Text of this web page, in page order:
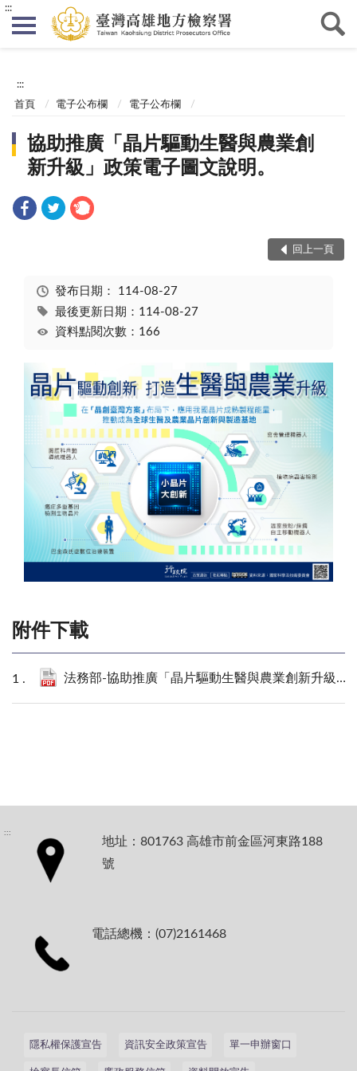
:::
:::
首頁 電子公布欄 電子公布欄
協助推廣「晶片驅動生醫與農業創
新升級」政策電子圖文說明。
回上一頁
發布日期： 114-08-27
最後更新日期：114-08-27
資料點閱次數：166
附件下載
法務部-協助推廣「晶片驅動生醫與農業創新升級」政策電子圖文說明.pdf
:::
地址：801763 高雄市前金區河東路188
號
電話總機：(07)2161468
隱私權保護宣告 資訊安全政策宣告 單一申辦窗口